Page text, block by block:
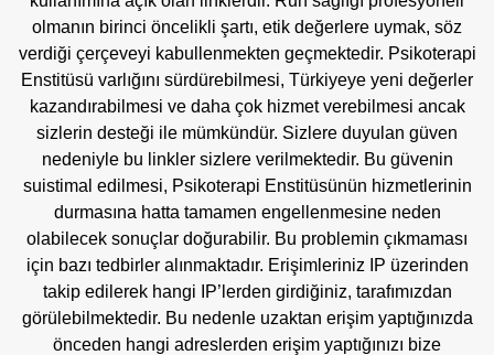
olmanın birinci öncelikli şartı, etik değerlere uymak, söz
verdiği çerçeveyi kabullenmekten geçmektedir. Psikoterapi
Enstitüsü varlığını sürdürebilmesi, Türkiyeye yeni değerler
kazandırabilmesi ve daha çok hizmet verebilmesi ancak
sizlerin desteği ile mümkündür. Sizlere duyulan güven
nedeniyle bu linkler sizlere verilmektedir. Bu güvenin
suistimal edilmesi, Psikoterapi Enstitüsünün hizmetlerinin
durmasına hatta tamamen engellenmesine neden
olabilecek sonuçlar doğurabilir. Bu problemin çıkmaması
için bazı tedbirler alınmaktadır. Erişimleriniz IP üzerinden
takip edilerek hangi IP’lerden girdiğiniz, tarafımızdan
görülebilmektedir. Bu nedenle uzaktan erişim yaptığınızda
önceden hangi adreslerden erişim yaptığınızı bize